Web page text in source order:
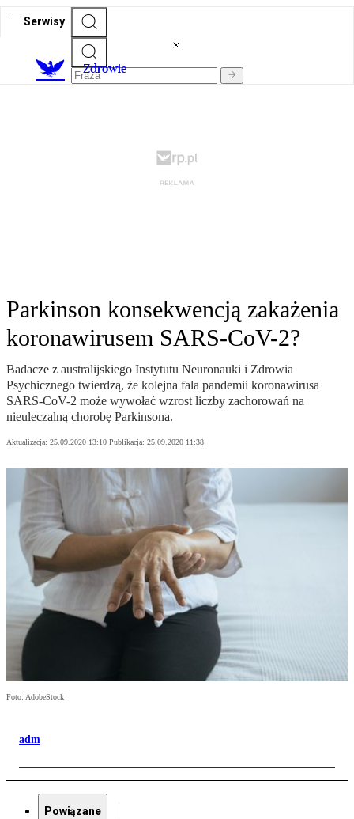
Serwisy
Zdrowie
Parkinson konsekwencją zakażenia
koronawirusem SARS-CoV-2?
Badacze z australijskiego Instytutu Neuronauki i Zdrowia
Psychicznego twierdzą, że kolejna fala pandemii koronawirusa
SARS-CoV-2 może wywołać wzrost liczby zachorowań na
nieuleczalną chorobę Parkinsona.
Aktualizacja: 25.09.2020 13:10 Publikacja: 25.09.2020 11:38
Foto: AdobeStock
adm
Powiązane